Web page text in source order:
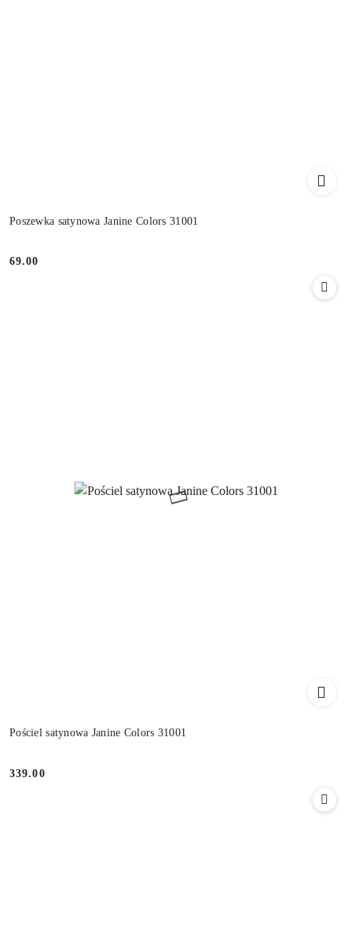
Poszewka satynowa Janine Colors 31001
69.00
Pościel satynowa Janine Colors 31001
Cena:
339.00